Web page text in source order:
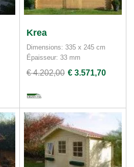
Krea
Dimensions: 335 x 245 cm
Épaisseur: 33 mm
€ 4.202,00 € 3.571,70